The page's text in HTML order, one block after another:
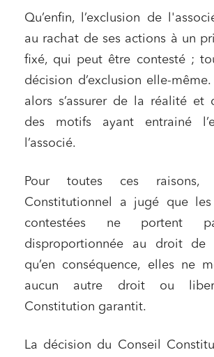
Qu’enfin, l’exclusion de
au rachat de ses actions à un
fixé, qui peut être contesté ;
décision d’exclusion elle-
alors s’assurer de la réalité et
des motifs ayant entrainé
l’associé.
Pour toutes ces raisons,
Constitutionnel a jugé que les
contestées ne portent
disproportionnée au droit de
qu’en conséquence, elles ne
aucun autre droit ou
Constitution garantit.
La décision du Conseil
Projets immobiliers
Environnement
Urbanisme et aménagement
Droit des sociétés et Fusions-
J'ai lu et j'accepte la politique de